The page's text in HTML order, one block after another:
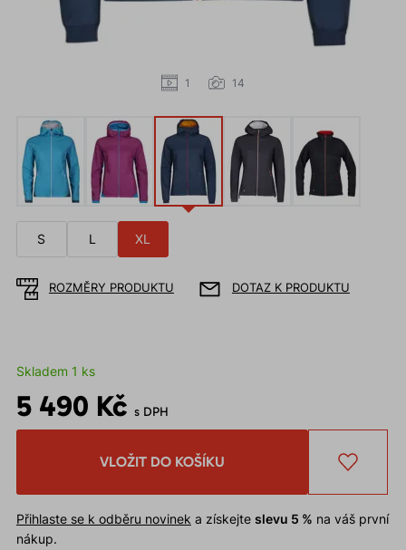
1 14
S L XL
ROZMĚRY PRODUKTU DOTAZ K PRODUKTU
Skladem 1 ks
5 490 Kč s DPH
VLOŽIT DO KOŠÍKU
Přihlaste se k odběru novinek a získejte slevu 5 % na váš první
nákup.